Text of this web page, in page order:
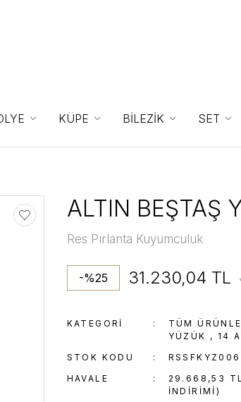
KÜPE BİLEZİK SET
ALTIN BEŞTAŞ
Res Pırlanta Kuyumculuk
-%25 31.230,04 TL
KATEGORI TÜM
YÜZÜK , 14
STOK KODU
RSSFKYZ006
HAVALE
29.668,53
INDIRIMI)